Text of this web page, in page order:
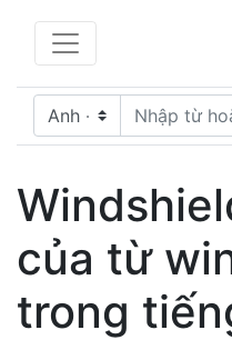
của từ
trong